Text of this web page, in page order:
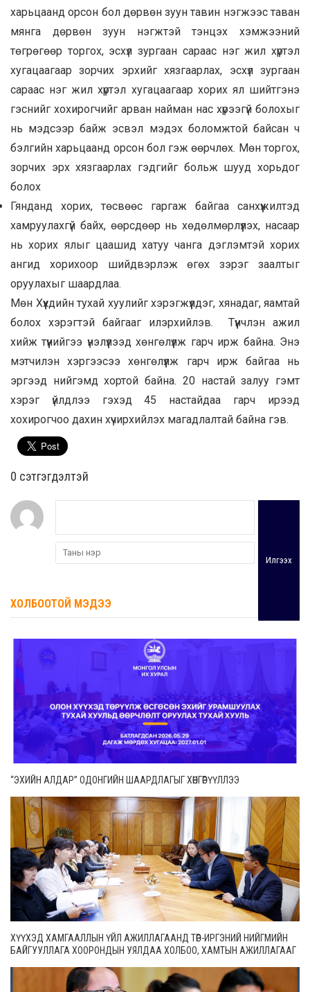
харьцаанд орсон бол дөрвөн зуун тавин нэгжээс таван
мянга дөрвөн зуун нэгжтэй тэнцэх хэмжээний
төгрөгөөр торгох, эсхүл зургаан сараас нэг жил хүртэл
хугацаагаар зорчих эрхийг хязгаарлах, эсхүл зургаан
сараас нэг жил хүртэл хугацаагаар хорих ял шийтгэнэ
гэснийг хохирогчийг арван найман нас хүрээгүй болохыг
нь мэдсээр байж эсвэл мэдэх боломжтой байсан ч
бэлгийн харьцаанд орсон бол гэж өөрчлөх. Мөн торгох,
зорчих эрх хязгаарлах гэдгийг больж шууд хорьдог
болох
Гянданд хорих, төсвөөс гаргаж байгаа санхүүжилтэд
хамруулахгүй байх, өөрсдөөр нь хөдөлмөрлүүлэх, насаар
нь хорих ялыг цаашид хатуу чанга дэглэмтэй хорих
ангид хорихоор шийдвэрлэж өгөх зэрэг заалтыг
оруулахыг шаардлаа.
Мөн Хүүхдийн тухай хуулийг хэрэгжүүлдэг, хянадаг, яамтай
болох хэрэгтэй байгааг илэрхийлэв. Түүнчлэн ажил
хийж түүнийгээ үнэлүүлээд хөнгөлүүлж гарч ирж байна. Энэ
мэтчилэн хэргээсээ хөнгөлүүлж гарч ирж байгаа нь
эргээд нийгэмд хортой байна. 20 настай залуу гэмт
хэрэг үйлдлээ гэхэд 45 настайдаа гарч ирээд
хохирогчоо дахин хүчирхийлэх магадлалтай байна гэв.
0 cэтгэгдэлтэй
Илгээх
ХОЛБООТОЙ МЭДЭЭ
“ЭХИЙН АЛДАР” ОДОНГИЙН ШААРДЛАГЫГ ХӨНГӨРҮҮЛЛЭЭ
ХҮҮХЭД ХАМГААЛЛЫН ҮЙЛ АЖИЛЛАГААНД ТӨР-ИРГЭНИЙ НИЙГМИЙН
БАЙГУУЛЛАГА ХООРОНДЫН УЯЛДАА ХОЛБОО, ХАМТЫН АЖИЛЛАГААГ